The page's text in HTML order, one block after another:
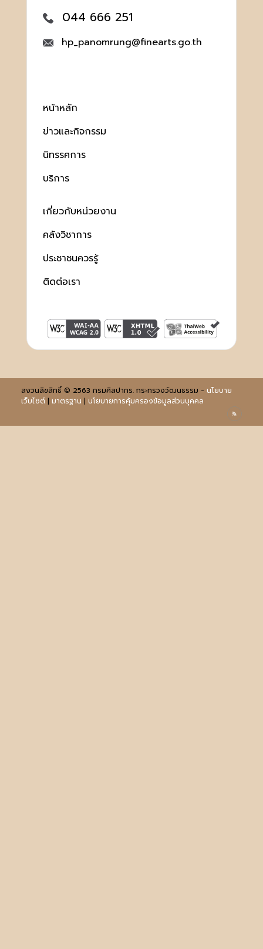
044 666 251
hp_panomrung@finearts.go.th
หน้าหลัก
ข่าวและกิจกรรม
นิทรรศการ
บริการ
เกี่ยวกับหน่วยงาน
คลังวิชาการ
ประชาชนควรรู้
ติดต่อเรา
สงวนลิขสิทธิ์ © 2563 กรมศิลปากร. กระทรวงวัฒนธรรม - นโยบาย
เว็บไซต์| มาตรฐาน | นโยบายการคุ้มครองข้อมูลส่วนบุคคล